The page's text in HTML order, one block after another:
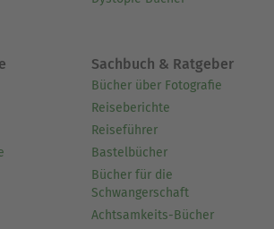
Sachbuch & Ratgeber
Bücher über Fotografie
Reiseberichte
Reiseführer
Bastelbücher
Bücher für die
Schwangerschaft
Achtsamkeits-Bücher